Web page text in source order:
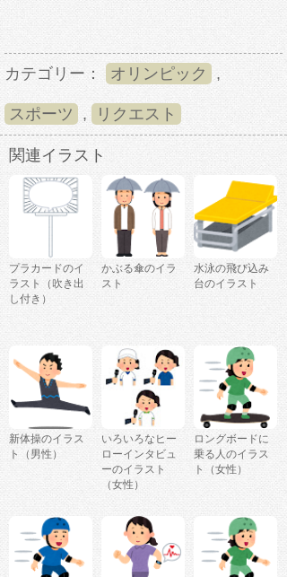
カテゴリー： オリンピック ,
スポーツ , リクエスト
関連イラスト
プラカードのイ
ラスト（吹き出
し付き）
かぶる傘のイラ
スト
水泳の飛び込み
台のイラスト
新体操のイラス
ト（男性）
いろいろなヒー
ローインタビュ
ーのイラスト
（女性）
ロングボードに
乗る人のイラス
ト（女性）